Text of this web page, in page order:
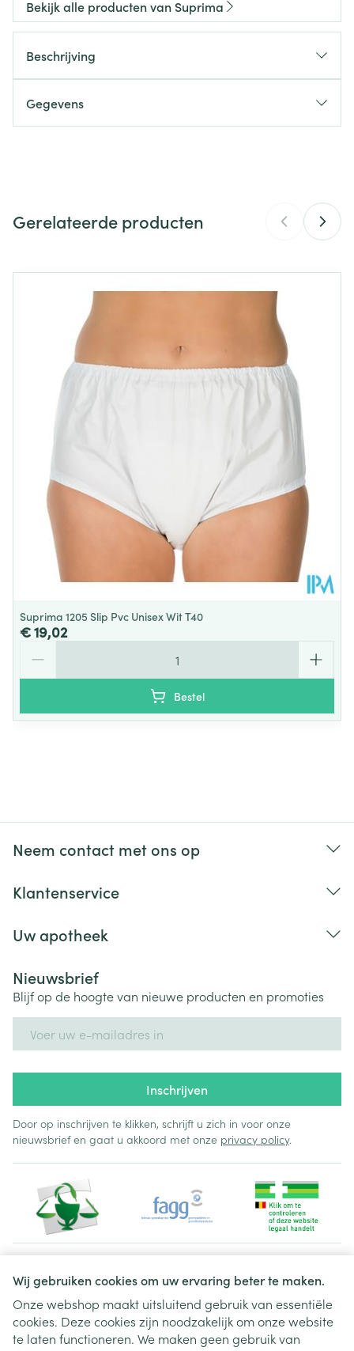
Wij gebruiken cookies om uw ervaring beter te maken.
Onze webshop maakt uitsluitend gebruik van essentiële
cookies. Deze cookies zijn noodzakelijk om onze website
te laten functioneren. We maken geen gebruik van
Bekijk alle producten van Suprima
Beschrijving
Gegevens
Merken Suprima
Behoud Kamertemperatuur (15°C - 25°C)
Gerelateerde producten
Suprima 1205 Slip Pvc Unisex Wit T40
€ 19,02
Bestel
Neem contact met ons op
Klantenservice
Uw apotheek
Nieuwsbrief
Blijf op de hoogte van nieuwe producten en promoties
Inschrijven
Door op inschrijven te klikken, schrijft u zich in voor onze
nieuwsbrief en gaat u akkoord met onze privacy policy.
Juridische links